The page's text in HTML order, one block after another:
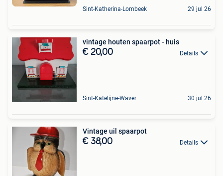
Sint-Katherina-Lombeek 29 jul 26
vintage houten spaarpot - huis
€ 20,00 Details
Sint-Katelijne-Waver 30 jul 26
Vintage uil spaarpot
€ 38,00 Details